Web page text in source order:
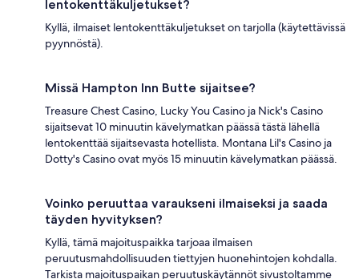
lentokenttäkuljetukset?
Kyllä, ilmaiset lentokenttäkuljetukset on tarjolla (käytettävissä
pyynnöstä).
Missä Hampton Inn Butte sijaitsee?
Treasure Chest Casino, Lucky You Casino ja Nick's Casino
sijaitsevat 10 minuutin kävelymatkan päässä tästä lähellä
lentokenttää sijaitsevasta hotellista. Montana Lil's Casino ja
Dotty's Casino ovat myös 15 minuutin kävelymatkan päässä.
Voinko peruuttaa varaukseni ilmaiseksi ja saada
täyden hyvityksen?
Kyllä, tämä majoituspaikka tarjoaa ilmaisen
peruutusmahdollisuuden tiettyjen huonehintojen kohdalla.
Tarkista majoituspaikan peruutuskäytännöt sivustoltamme